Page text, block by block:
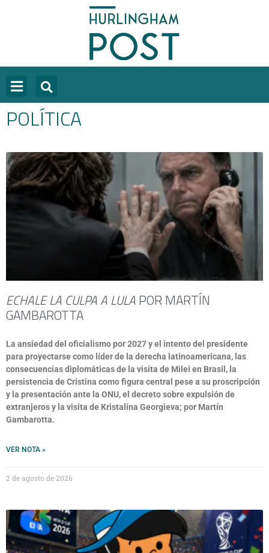
POLÍTICA
ECHALE LA CULPA A LULAPOR MARTÍN
GAMBAROTTA
La ansiedad del oficialismo por 2027 y el intento del presidente
para proyectarse como líder de la derecha latinoamericana, las
consecuencias diplomáticas de la visita de Milei en Brasil, la
persistencia de Cristina como figura central pese a su proscripción
y la presentación ante la ONU, el decreto sobre expulsión de
extranjeros y la visita de Kristalina Georgieva; por Martín
Gambarotta.
VER NOTA »
2 de agosto de 2026